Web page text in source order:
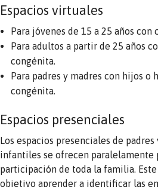
Espacios virtuales
Para jóvenes de 15 a 25 años con
Para adultos a partir de 25 años
congénita.
Para padres y madres con hijos o
congénita.
Espacios presenciales
Los espacios presenciales de
infantiles se ofrecen paralelamente
participación de toda la familia.
objetivo aprender a identificar las